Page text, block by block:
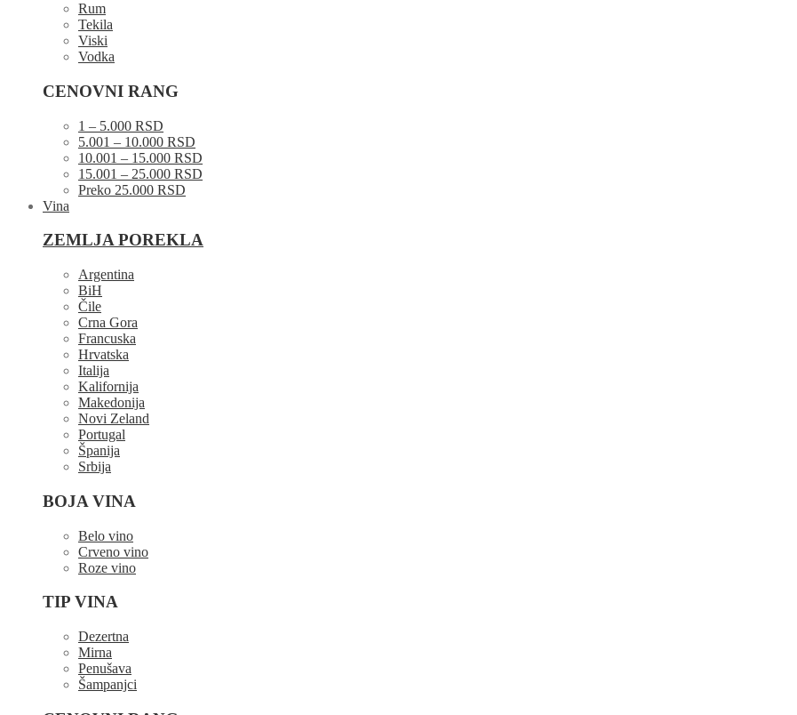
Rum
Tekila
Viski
Vodka
CENOVNI RANG
1 – 5.000 RSD
5.001 – 10.000 RSD
10.001 – 15.000 RSD
15.001 – 25.000 RSD
Preko 25.000 RSD
Vina
ZEMLJA POREKLA
Argentina
BiH
Čile
Crna Gora
Francuska
Hrvatska
Italija
Kalifornija
Makedonija
Novi Zeland
Portugal
Španija
Srbija
BOJA VINA
Belo vino
Crveno vino
Roze vino
TIP VINA
Dezertna
Mirna
Penušava
Šampanjci